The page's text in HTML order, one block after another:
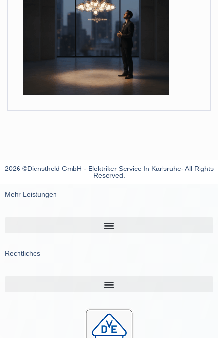
2026 ©Dienstheld GmbH - Elektriker Service In Karlsruhe- All Rights
Reserved.
Mehr Leistungen
Rechtliches